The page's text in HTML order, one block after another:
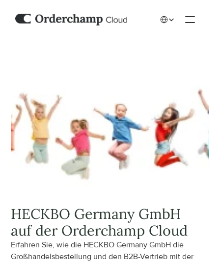
HECKBO Germany GmbH
auf der Orderchamp Cloud
Erfahren Sie, wie die HECKBO Germany GmbH die
Großhandelsbestellung und den B2B-Vertrieb mit der